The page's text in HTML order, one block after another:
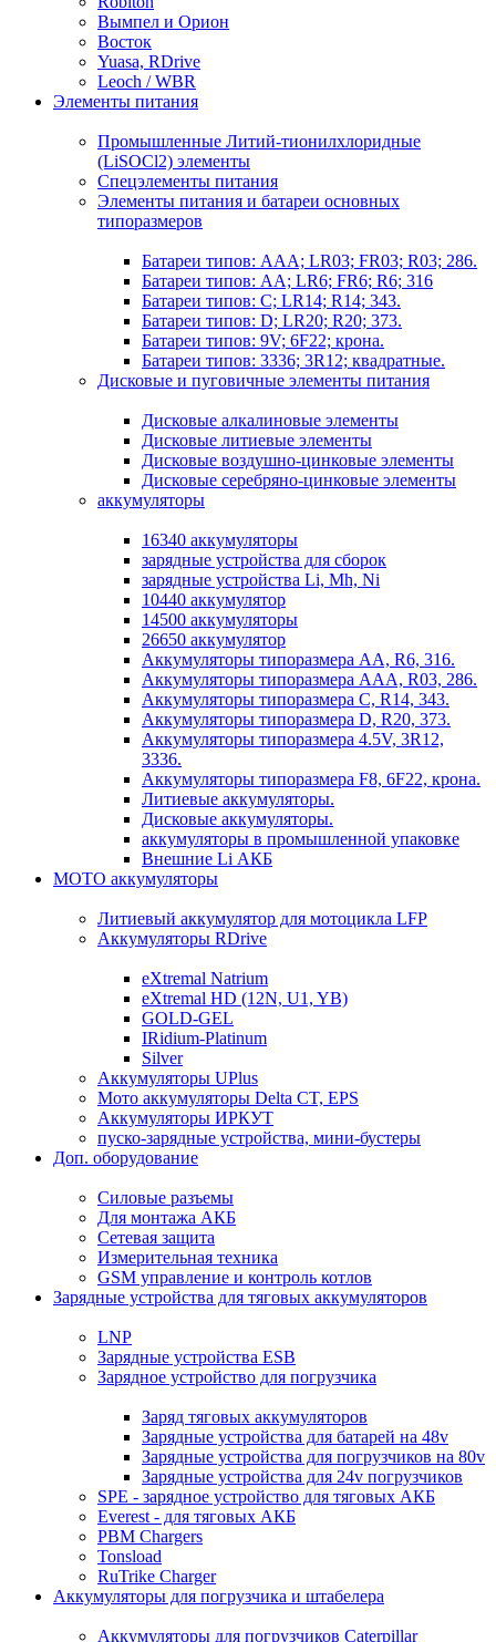
Вымпел и Орион
Восток
Yuasa, RDrive
Leoch / WBR
Элементы питания
Промышленные Литий-тионилхлоридные
(LiSOCl2) элементы
Спецэлементы питания
Элементы питания и батареи основных
типоразмеров
Батареи типов: AAA; LR03; FR03; R03; 286.
Батареи типов: AA; LR6; FR6; R6; 316
Батареи типов: C; LR14; R14; 343.
Батареи типов: D; LR20; R20; 373.
Батареи типов: 9V; 6F22; крона.
Батареи типов: 3336; 3R12; квадратные.
Дисковые и пуговичные элементы питания
Дисковые алкалиновые элементы
Дисковые литиевые элементы
Дисковые воздушно-цинковые элементы
Дисковые серебряно-цинковые элементы
аккумуляторы
16340 аккумуляторы
зарядные устройства для сборок
зарядные устройства Li, Mh, Ni
10440 аккумулятор
14500 аккумуляторы
26650 аккумулятор
Аккумуляторы типоразмера АА, R6, 316.
Аккумуляторы типоразмера ААА, R03, 286.
Аккумуляторы типоразмера С, R14, 343.
Аккумуляторы типоразмера D, R20, 373.
Аккумуляторы типоразмера 4.5V, 3R12,
3336.
Аккумуляторы типоразмера F8, 6F22, крона.
Литиевые аккумуляторы.
Дисковые аккумуляторы.
аккумуляторы в промышленной упаковке
Внешние Li АКБ
МОТО аккумуляторы
Литиевый аккумулятор для мотоцикла LFP
Аккумуляторы RDrive
eXtremal Natrium
eXtremal HD (12N, U1, YB)
GOLD-GEL
IRidium-Platinum
Silver
Аккумуляторы UPlus
Мото аккумуляторы Delta CT, EPS
Аккумуляторы ИРКУТ
пуско-зарядные устройства, мини-бустеры
Доп. оборудование
Силовые разъемы
Для монтажа АКБ
Сетевая защита
Измерительная техника
GSM управление и контроль котлов
Зарядные устройства для тяговых аккумуляторов
LNP
Зарядные устройства ESB
Зарядное устройство для погрузчика
Заряд тяговых аккумуляторов
Зарядные устройства для батарей на 48v
Зарядные устройства для погрузчиков на 80v
Зарядные устройства для 24v погрузчиков
SPE - зарядное устройство для тяговых АКБ
Everest - для тяговых АКБ
PBM Chargers
Tonsload
RuTrike Charger
Аккумуляторы для погрузчика и штабелера
Аккумуляторы для погрузчиков Caterpillar